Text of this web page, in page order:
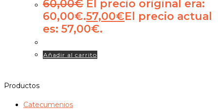
60,00€ El precio original era:
60,00€.57,00€El precio actual
es: 57,00€.
Añadir al carrito
Productos
Catecumenios